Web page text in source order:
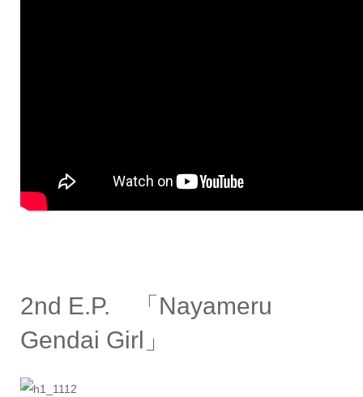
2nd E.P. 「Nayameru
Gendai Girl」